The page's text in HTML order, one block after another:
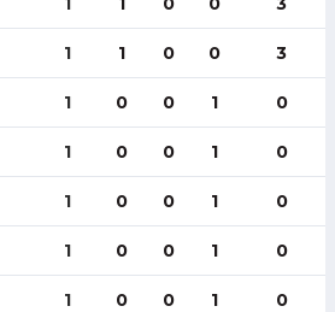
1 1 0 0 3
1 0 0 1 0
1 0 0 1 0
1 0 0 1 0
1 0 0 1 0
1 0 0 1 0